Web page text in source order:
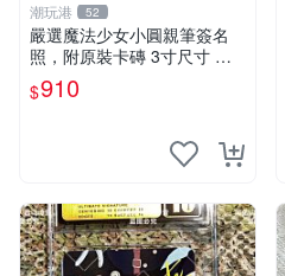
潮玩港 52
嚴選魔法少女小圓親筆簽名
照，附原裝卡磚 3寸尺寸 親
簽紀念品 小圓周邊 畫集 監督
親筆
$910